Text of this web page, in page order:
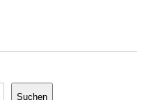
Suchen